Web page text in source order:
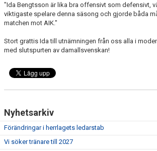
"Ida Bengtsson är lika bra offensivt som defensivt,
viktigaste spelare denna säsong och gjorde båda
matchen mot AIK."
Stort grattis Ida till utnämningen från oss alla i
med slutspurten av damallsvenskan!
Nyhetsarkiv
Förändringar i herrlagets ledarstab
Vi söker tränare till 2027